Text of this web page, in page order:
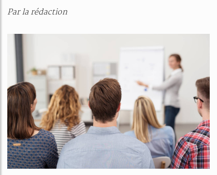
Par la rédaction